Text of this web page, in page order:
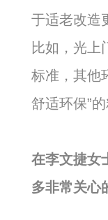
于适老改造
比如，光上
标准，其他
舒适环保”的
在李文捷女
多非常关心